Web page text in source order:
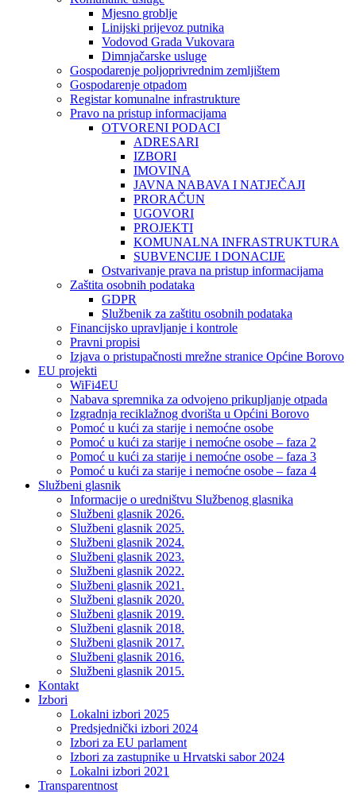
Mjesno groblje
Linijski prijevoz putnika
Vodovod Grada Vukovara
Dimnjačarske usluge
Gospodarenje poljoprivrednim zemljištem
Gospodarenje otpadom
Registar komunalne infrastrukture
Pravo na pristup informacijama
OTVORENI PODACI
ADRESARI
IZBORI
IMOVINA
JAVNA NABAVA I NATJEČAJI
PRORAČUN
UGOVORI
PROJEKTI
KOMUNALNA INFRASTRUKTURA
SUBVENCIJE I DONACIJE
Ostvarivanje prava na pristup informacijama
Zaštita osobnih podataka
GDPR
Službenik za zaštitu osobnih podataka
Financijsko upravljanje i kontrole
Pravni propisi
Izjava o pristupačnosti mrežne stranice Općine Borovo
EU projekti
WiFi4EU
Nabava spremnika za odvojeno prikupljanje otpada
Izgradnja reciklažnog dvorišta u Općini Borovo
Pomoć u kući za starije i nemoćne osobe
Pomoć u kući za starije i nemoćne osobe – faza 2
Pomoć u kući za starije i nemoćne osobe – faza 3
Pomoć u kući za starije i nemoćne osobe – faza 4
Službeni glasnik
Informacije o uredništvu Službenog glasnika
Službeni glasnik 2026.
Službeni glasnik 2025.
Službeni glasnik 2024.
Službeni glasnik 2023.
Službeni glasnik 2022.
Službeni glasnik 2021.
Službeni glasnik 2020.
Službeni glasnik 2019.
Službeni glasnik 2018.
Službeni glasnik 2017.
Službeni glasnik 2016.
Službeni glasnik 2015.
Kontakt
Izbori
Lokalni izbori 2025
Predsjednički izbori 2024
Izbori za EU parlament
Izbori za zastupnike u Hrvatski sabor 2024
Lokalni izbori 2021
Transparentnost